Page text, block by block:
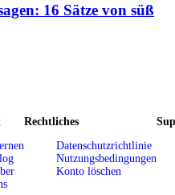
16 Sätze von süß
Rechtliches
Datenschutzrichtlinie
Nutzungsbedingungen
Konto löschen